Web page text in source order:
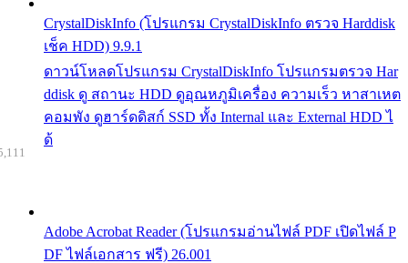
CrystalDiskInfo (โปรแกรม CrystalDiskInfo ตรวจ Harddisk
เช็ค HDD) 9.9.1
ดาวน์โหลดโปรแกรม CrystalDiskInfo โปรแกรมตรวจ Har
ddisk ดู สถานะ HDD ดูอุณหภูมิเครื่อง ความเร็ว หาสาเหต
คอมพัง ดูฮาร์ดดิสก์ SSD ทั้ง Internal และ External HDD ไ
ด้
Adobe Acrobat Reader (โปรแกรมอ่านไฟล์ PDF เปิดไฟล์ P
DF ไฟล์เอกสาร ฟรี) 26.001